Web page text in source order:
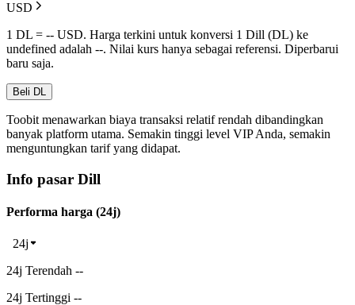
USD
1 DL = -- USD. Harga terkini untuk konversi 1 Dill (DL) ke
undefined adalah --. Nilai kurs hanya sebagai referensi. Diperbarui
baru saja.
Beli DL
Toobit menawarkan biaya transaksi relatif rendah dibandingkan
banyak platform utama. Semakin tinggi level VIP Anda, semakin
menguntungkan tarif yang didapat.
Info pasar Dill
Performa harga (24j)
24j
24j Terendah --
24j Tertinggi --